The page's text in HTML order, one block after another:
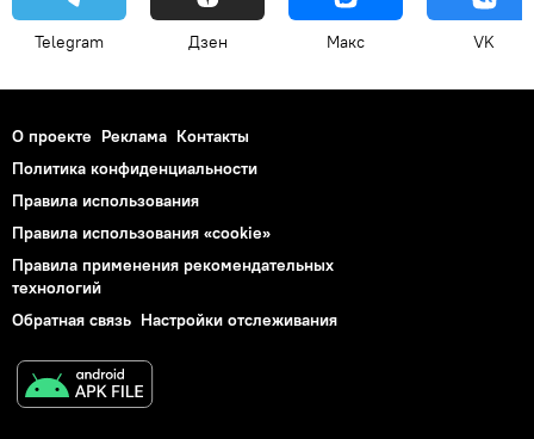
Telegram Дзен Макс VK
О проекте Реклама Контакты
Политика конфиденциальности
Правила использования
Правила использования «cookie»
Правила применения рекомендательных
технологий
Обратная связь Настройки отслеживания